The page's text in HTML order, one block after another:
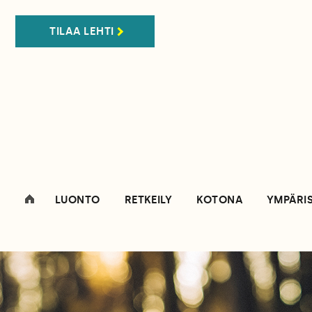
TILAA LEHTI
LUONTO RETKEILY KOTONA